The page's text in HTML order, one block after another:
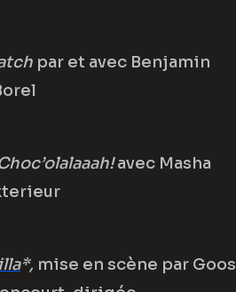
par et avec Benjamin
avec Masha
*, mise en scène par Goos